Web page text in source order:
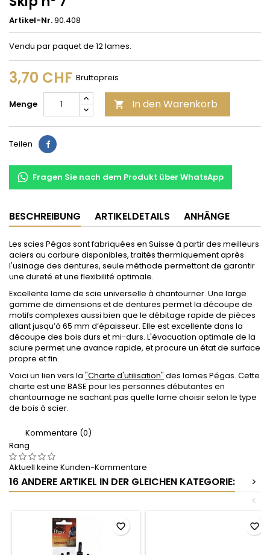
Artikel-Nr.90.408
Vendu par paquet de 12 lames.
3,70 CHF Bruttopreis
Menge  In den Warenkorb
Teilen Teilen
Fragen Sie nach dem Produkt über WhatsApp
BESCHREIBUNG ARTIKELDETAILS ANHÄNGE
Les scies Pégas sont fabriquées en Suisse à partir des meilleurs
aciers au carbure disponibles, traités thermiquement après
l'usinage des dentures, seule méthode permettant de garantir
une dureté et une flexibilité optimale.
Excellente lame de scie universelle à chantourner. Une large
gamme de dimensions et de dentures permet la découpe de
motifs complexes aussi bien que le débitage rapide de pièces
allant jusqu’à 65 mm d’épaisseur. Elle est excellente dans la
découpe des bois durs et mi-durs. L'évacuation optimale de la
sciure permet une avance rapide, et procure un état de surface
propre et fin.
Voici un lien vers la "Charte d'utilisation" des lames Pégas. Cette
charte est une BASE pour les personnes débutantes en
chantournage ne sachant pas quelle lame choisir selon le type
de bois à scier.
Kommentare (0)
Rang
Aktuell keine Kunden-Kommentare
16 ANDERE ARTIKEL IN DER GLEICHEN KATEGORIE:
>
<
favorite_border favorite_border